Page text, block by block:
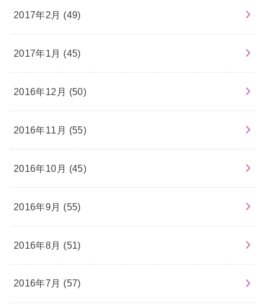
2017年2月 (49)
2017年1月 (45)
2016年12月 (50)
2016年11月 (55)
2016年10月 (45)
2016年9月 (55)
2016年8月 (51)
2016年7月 (57)